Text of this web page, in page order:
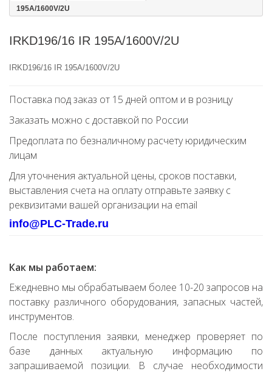
195A/1600V/2U
IRKD196/16 IR 195A/1600V/2U
IRKD196/16 IR 195A/1600V/2U
Поставка под заказ от 15 дней оптом и в розницу
Заказать можно с доставкой по России
Предоплата по безналичному расчету юридическим
лицам
Для уточнения актуальной цены, сроков поставки,
выставления счета на оплату отправьте заявку с
реквизитами вашей организации на email
info@PLC-Trade.ru
Как мы работаем:
Ежедневно мы обрабатываем более 10-20 запросов на
поставку различного оборудования, запасных частей,
инструментов.
После поступления заявки, менеджер проверяет по
базе данных актуальную информацию по
запрашиваемой позиции. В случае необходимости